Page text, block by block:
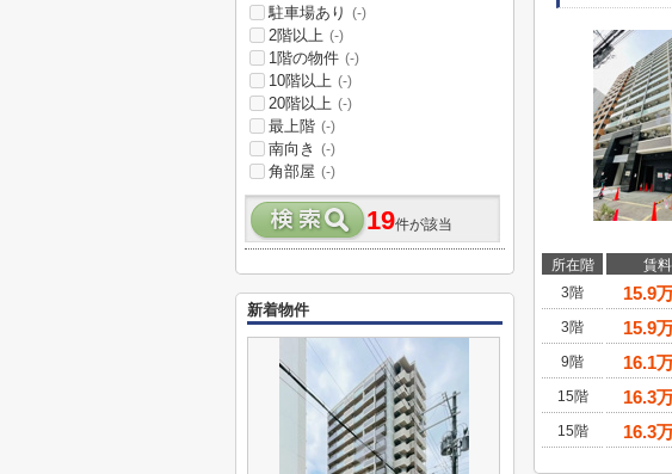
所在階 賃料
3階
15.9
3階
15.9
9階
16.1
15階
16.3
15階
16.3
駐車場あり (-)
2階以上 (-)
1階の物件 (-)
10階以上 (-)
20階以上 (-)
最上階 (-)
南向き (-)
角部屋 (-)
19件が該当
新着物件